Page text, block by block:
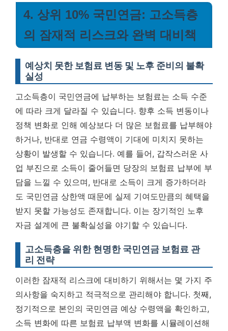
4. 상위 10% 국민연금: 고소득층
의 잠재적 리스크와 완벽 대비책
예상치 못한 보험료 변동 및 노후 준비의 불확
실성
고소득층이 국민연금에 납부하는 보험료는 소득 수준
에 따라 크게 달라질 수 있습니다. 향후 소득 변동이나
정책 변화로 인해 예상보다 더 많은 보험료를 납부해야
하거나, 반대로 연금 수령액이 기대에 미치지 못하는
상황이 발생할 수 있습니다. 예를 들어, 갑작스러운 사
업 부진으로 소득이 줄어들면 당장의 보험료 납부에 부
담을 느낄 수 있으며, 반대로 소득이 크게 증가하더라
도 국민연금 상한액 때문에 실제 기여도만큼의 혜택을
받지 못할 가능성도 존재합니다. 이는 장기적인 노후
자금 설계에 큰 불확실성을 야기할 수 있습니다.
고소득층을 위한 현명한 국민연금 보험료 관
리 전략
이러한 잠재적 리스크에 대비하기 위해서는 몇 가지 주
의사항을 숙지하고 적극적으로 관리해야 합니다. 첫째,
정기적으로 본인의 국민연금 예상 수령액을 확인하고,
소득 변화에 따른 보험료 납부액 변화를 시뮬레이션해